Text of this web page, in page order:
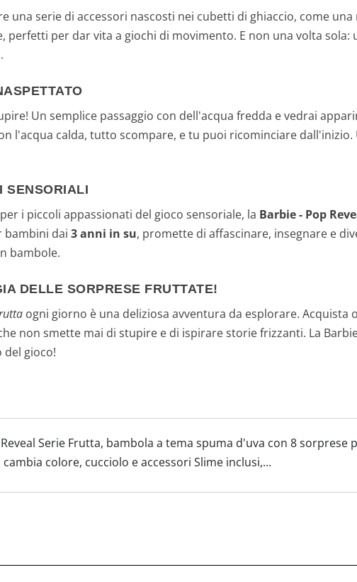
una serie di accessori nascosti nei cubetti di ghiaccio, come
perfetti per dar vita a giochi di movimento. E non una volta
Un semplice passaggio con dell'acqua fredda e vedrai
l'acqua calda, tutto scompare, e tu puoi ricominciare
SENSORIALI
i piccoli appassionati del gioco sensoriale, la Barbie - Pop
bambini dai 3 anni in su, promette di affascinare, insegnare e
bambole.
DELLE SORPRESE FRUTTATE!
ogni giorno è una deliziosa avventura da esplorare. Acquista
non smette mai di stupire e di ispirare storie frizzanti. La
del gioco!
Serie Frutta, bambola a tema spuma d'uva con 8 sorprese
colore, cucciolo e accessori Slime inclusi,...